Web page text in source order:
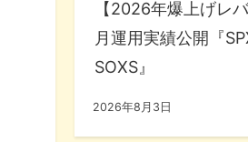
【2026年爆上げレ
月運用実績公開『
SOXS』
2026年8月3日